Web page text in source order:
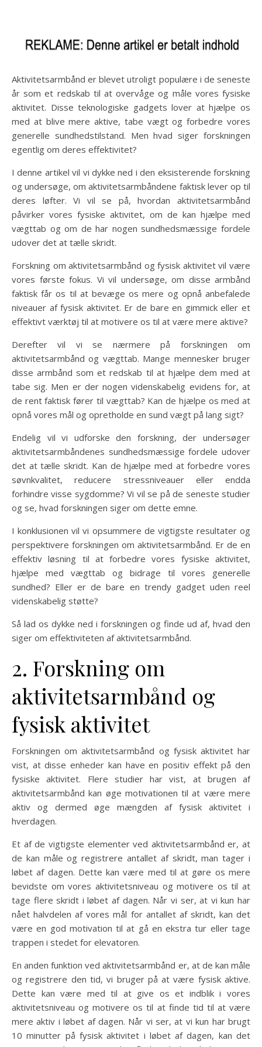
Aktivitetsarmbånd er blevet utroligt populære i de seneste
år som et redskab til at overvåge og måle vores fysiske
aktivitet. Disse teknologiske gadgets lover at hjælpe os
med at blive mere aktive, tabe vægt og forbedre vores
generelle sundhedstilstand. Men hvad siger forskningen
egentlig om deres effektivitet?
I denne artikel vil vi dykke ned i den eksisterende forskning
og undersøge, om aktivitetsarmbåndene faktisk lever op til
deres løfter. Vi vil se på, hvordan aktivitetsarmbånd
påvirker vores fysiske aktivitet, om de kan hjælpe med
vægttab og om de har nogen sundhedsmæssige fordele
udover det at tælle skridt.
Forskning om aktivitetsarmbånd og fysisk aktivitet vil være
vores første fokus. Vi vil undersøge, om disse armbånd
faktisk får os til at bevæge os mere og opnå anbefalede
niveauer af fysisk aktivitet. Er de bare en gimmick eller et
effektivt værktøj til at motivere os til at være mere aktive?
Derefter vil vi se nærmere på forskningen om
aktivitetsarmbånd og vægttab. Mange mennesker bruger
disse armbånd som et redskab til at hjælpe dem med at
tabe sig. Men er der nogen videnskabelig evidens for, at
de rent faktisk fører til vægttab? Kan de hjælpe os med at
opnå vores mål og opretholde en sund vægt på lang sigt?
Endelig vil vi udforske den forskning, der undersøger
aktivitetsarmbåndenes sundhedsmæssige fordele udover
det at tælle skridt. Kan de hjælpe med at forbedre vores
søvnkvalitet, reducere stressniveauer eller endda
forhindre visse sygdomme? Vi vil se på de seneste studier
og se, hvad forskningen siger om dette emne.
I konklusionen vil vi opsummere de vigtigste resultater og
perspektivere forskningen om aktivitetsarmbånd. Er de en
effektiv løsning til at forbedre vores fysiske aktivitet,
hjælpe med vægttab og bidrage til vores generelle
sundhed? Eller er de bare en trendy gadget uden reel
videnskabelig støtte?
Så lad os dykke ned i forskningen og finde ud af, hvad den
siger om effektiviteten af aktivitetsarmbånd.
2. Forskning om
aktivitetsarmbånd og
fysisk aktivitet
Forskningen om aktivitetsarmbånd og fysisk aktivitet har
vist, at disse enheder kan have en positiv effekt på den
fysiske aktivitet. Flere studier har vist, at brugen af
aktivitetsarmbånd kan øge motivationen til at være mere
aktiv og dermed øge mængden af fysisk aktivitet i
hverdagen.
Et af de vigtigste elementer ved aktivitetsarmbånd er, at
de kan måle og registrere antallet af skridt, man tager i
løbet af dagen. Dette kan være med til at gøre os mere
bevidste om vores aktivitetsniveau og motivere os til at
tage flere skridt i løbet af dagen. Når vi ser, at vi kun har
nået halvdelen af vores mål for antallet af skridt, kan det
være en god motivation til at gå en ekstra tur eller tage
trappen i stedet for elevatoren.
En anden funktion ved aktivitetsarmbånd er, at de kan måle
og registrere den tid, vi bruger på at være fysisk aktive.
Dette kan være med til at give os et indblik i vores
aktivitetsniveau og motivere os til at finde tid til at være
mere aktiv i løbet af dagen. Når vi ser, at vi kun har brugt
10 minutter på fysisk aktivitet i løbet af dagen, kan det